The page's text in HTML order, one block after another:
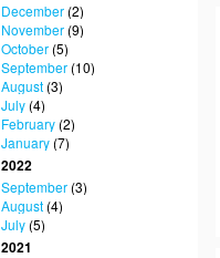
December(2)
November(9)
October(5)
September(10)
August(3)
July(4)
February(2)
January(7)
2022
September(3)
August(4)
July(5)
2021